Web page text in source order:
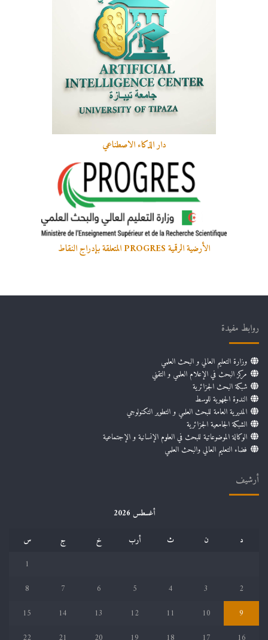
دار الذكاء الاصطناعي
الأرضية الرقمية PROGRES المتعلقة بإدراج النقاط
روابط مفيدة
وزارة التعليم العالي و البحث العلمي
مركز البحث في الإعلام العلمي و التقني
شبكة البحث الجزائرية
الندوة الجهوية للوسط
المديرية العامة للبحث العلمي و التطوير التكنولوجي
الشبكة الجامعية الجزائرية
الوكالة الموضوعاتية للبحث في العلوم الإنسانية و الإجتماعية
فضاء التعليم العالي والبحث العلمي
أرشيف
أغسطس 2026
د
ن ث أرب خ ج
س
1
2
3
4
5
6
7
8
9
10
11
12
13
14
15